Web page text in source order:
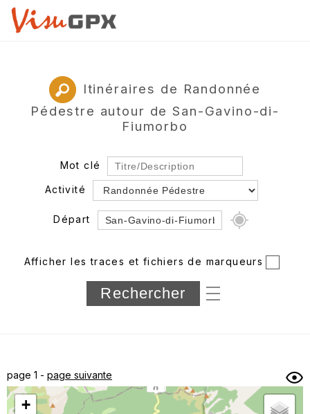
Itinéraires de Randonnée
Pédestre autour de San-Gavino-di-
Fiumorbo
Mot clé
Activité
Départ
Département
Longueur min/max
sous-dossiers
Trier par
Afficher les traces et fichiers de marqueurs
page 1 - page suivante
+